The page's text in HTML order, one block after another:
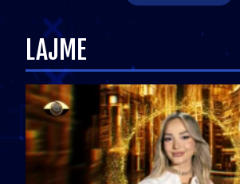
LAJME